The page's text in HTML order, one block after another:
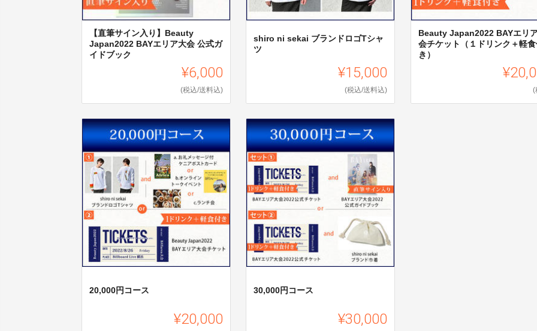
【直筆サイン入り】Beauty
Japan2022 BAYエリア大会 公式ガ
イドブック
¥6,000
(税込/送料込)
shiro ni sekai ブランドロゴTシャ
ツ
¥15,000
(税込/送料込)
Beauty Japan2022 BAYエリ
会チケット（１ドリンク＋軽
き）
(
20,000円コース
¥20,000
30,000円コース
¥30,000